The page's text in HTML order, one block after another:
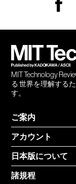
MIT Technology
る 世界を理解する
す。
ご案内
アカウント
日本版について
諸規程